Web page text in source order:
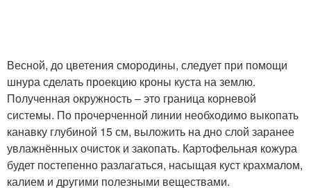
Весной, до цветения смородины, следует при помощи
шнура сделать проекцию кроны куста на землю.
Полученная окружность – это граница корневой
системы. По прочерченной линии необходимо выкопать
канавку глубиной 15 см, выложить на дно слой заранее
увлажнённых очисток и закопать. Картофельная кожура
будет постепенно разлагаться, насыщая куст крахмалом,
калием и другими полезными веществами.